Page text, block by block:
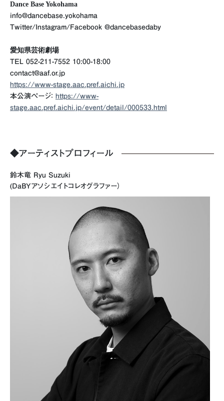
Dance Base Yokohama
info@dancebase.yokohama
Twitter/Instagram/Facebook @dancebasedaby
愛知県芸術劇場
TEL 052-211-7552 10:00-18:00
contact@aaf.or.jp
https://www-stage.aac.pref.aichi.jp
本公演ページ： https://www-
stage.aac.pref.aichi.jp/event/detail/000533.html
◆アーティストプロフィール
鈴木竜 Ryu Suzuki
(DaBYアソシエイトコレオグラファー）